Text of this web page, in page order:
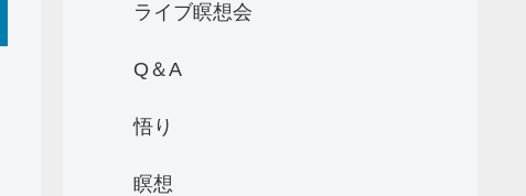
ライブ瞑想会
Q＆A
悟り
瞑想